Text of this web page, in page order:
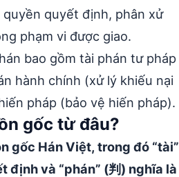
quyền quyết định, phân xử
phạm vi được giao.
bao gồm tài phán tư pháp
hành chính (xử lý khiếu nại
pháp (bảo vệ hiến pháp).
gốc từ đâu?
gốc Hán Việt, trong đó “tài”
định và “phán” (判) nghĩa là